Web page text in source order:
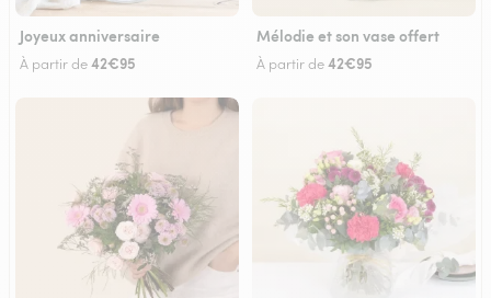
Joyeux anniversaire
À partir de42€95
Mélodie et son vase offert
À partir de42€95